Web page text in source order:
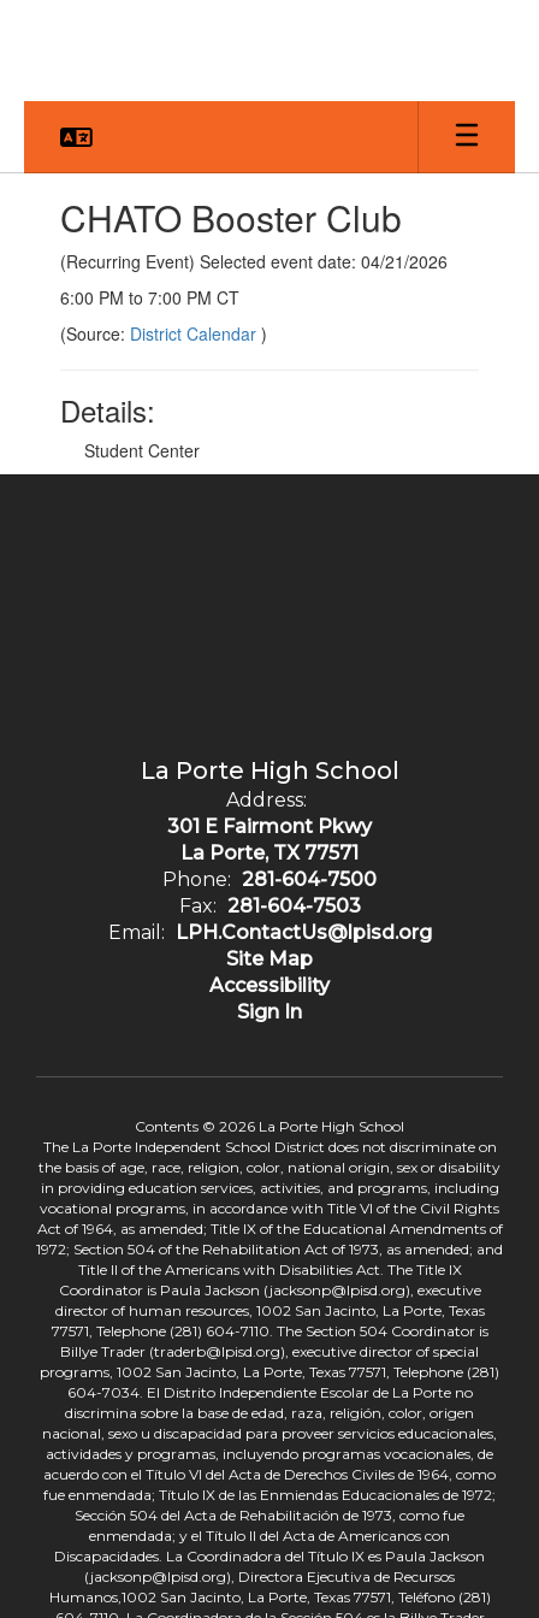
CHATO Booster Club
(Recurring Event) Selected event date: 04/21/2026
6:00 PM to 7:00 PM CT
(Source: District Calendar )
Details:
Student Center
La Porte High School
Address:
301 E Fairmont Pkwy
La Porte, TX 77571
Phone: 281-604-7500
Fax: 281-604-7503
Email:
LPH.ContactUs@lpisd.org
Site Map
Accessibility
Sign In
Contents © 2026 La Porte High School
The La Porte Independent School District does not discriminate on
the basis of age, race, religion, color, national origin, sex or disability
in providing education services, activities, and programs, including
vocational programs, in accordance with Title VI of the Civil Rights
Act of 1964, as amended; Title IX of the Educational Amendments of
1972; Section 504 of the Rehabilitation Act of 1973, as amended; and
Title II of the Americans with Disabilities Act. The Title IX
Coordinator is Paula Jackson (jacksonp@lpisd.org), executive
director of human resources, 1002 San Jacinto, La Porte, Texas
77571, Telephone (281) 604-7110. The Section 504 Coordinator is
Billye Trader (traderb@lpisd.org), executive director of special
programs, 1002 San Jacinto, La Porte, Texas 77571, Telephone (281)
604-7034. El Distrito Independiente Escolar de La Porte no
discrimina sobre la base de edad, raza, religión, color, origen
nacional, sexo u discapacidad para proveer servicios educacionales,
actividades y programas, incluyendo programas vocacionales, de
acuerdo con el Título VI del Acta de Derechos Civiles de 1964, como
fue enmendada; Título IX de las Enmiendas Educacionales de 1972;
Sección 504 del Acta de Rehabilitación de 1973, como fue
enmendada; y el Título II del Acta de Americanos con
Discapacidades. La Coordinadora del Título IX es Paula Jackson
(jacksonp@lpisd.org), Directora Ejecutiva de Recursos
Humanos,1002 San Jacinto, La Porte, Texas 77571, Teléfono (281)